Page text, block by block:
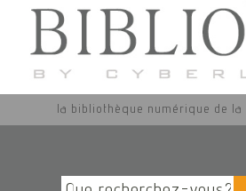
la bibliothèque numérique de